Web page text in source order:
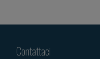
Contattaci